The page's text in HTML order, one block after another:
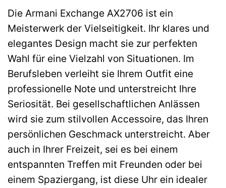
Die Armani Exchange AX2706 ist ein
Meisterwerk der Vielseitigkeit. Ihr klares und
elegantes Design macht sie zur perfekten
Wahl für eine Vielzahl von Situationen. Im
Berufsleben verleiht sie Ihrem Outfit eine
professionelle Note und unterstreicht Ihre
Seriosität. Bei gesellschaftlichen Anlässen
wird sie zum stilvollen Accessoire, das Ihren
persönlichen Geschmack unterstreicht. Aber
auch in Ihrer Freizeit, sei es bei einem
entspannten Treffen mit Freunden oder bei
einem Spaziergang, ist diese Uhr ein idealer